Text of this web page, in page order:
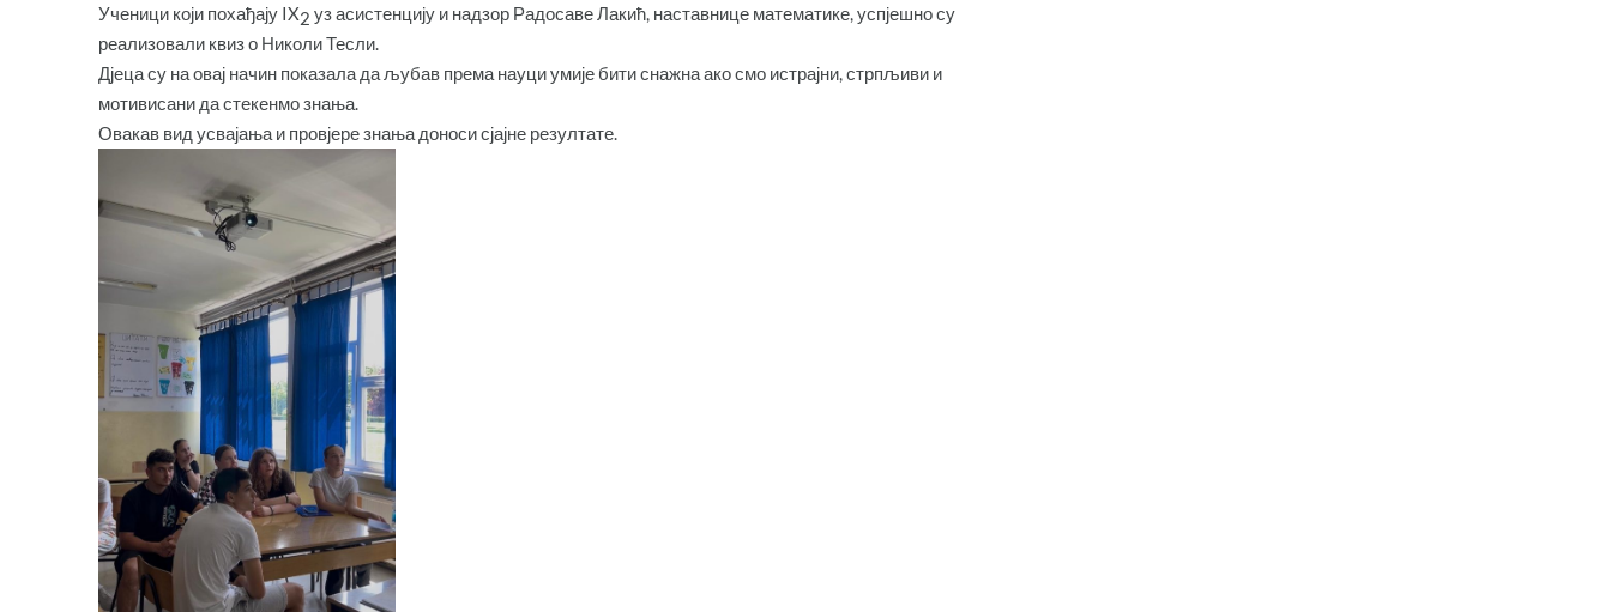
Ученици који похађају IX2 уз асистенцију и надзор Радосаве Лакић, наставнице математике, успјешно су
реализовали квиз о Николи Тесли.
Дјеца су на овај начин показала да љубав према науци умије бити снажна ако смо истрајни, стрпљиви и
мотивисани да стекенмо знања.
Овакав вид усвајања и провјере знања доноси сјајне резултате.